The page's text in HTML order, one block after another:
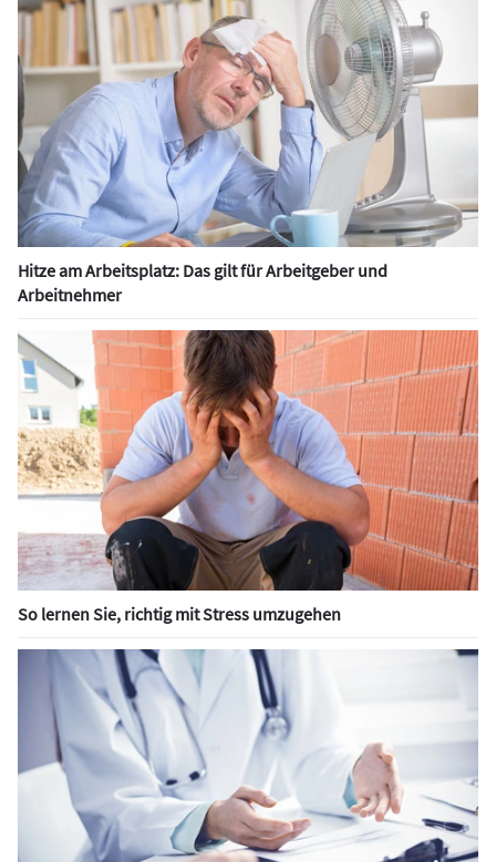
Hitze am Arbeitsplatz: Das gilt für Arbeitgeber und
Arbeitnehmer
So lernen Sie, richtig mit Stress umzugehen